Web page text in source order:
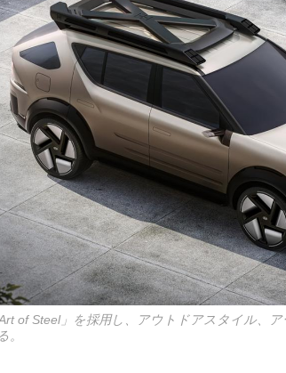
of Steel」を採用し、アウトドアスタイル、
。